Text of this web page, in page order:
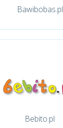
Bawibobas.pl
Bebito.pl